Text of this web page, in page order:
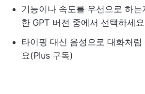
기능이나 속도를 우선으로 하
한 GPT 버전 중에서 선택하세요
타이핑 대신 음성으로 대화처럼
요(Plus 구독)